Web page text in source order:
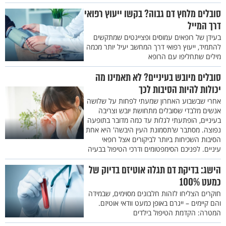
סובלים מלחץ דם גבוה? בקשו ייעוץ רפואי
דרך המייל
בעידן של רופאים עמוסים ופציינטים שמתקשים
להתמיד, ייעוץ רפואי דרך המחשב יעיל יותר מכמה
מילים שתחליפו עם הרופא
סובלים מיובש בעיניים? לא תאמינו מה
יכולות להיות הסיבות לכך
אחרי שבשבוע האחרון שמעתי לפחות על שלושה
אנשים מלבדי שסובלים מתחושת יובש וצריבה
בעיניים, הופתעתי לגלות עד כמה מדובר בתופעה
נפוצה. מסתבר ש'תסמונת העין היבשה' היא אחת
הסיבות השכיחות ביותר לביקורים אצל רופאי
עיניים. לפניכם הסימפטומים ודרכי הטיפול בבעיה
הישג: בדיקת דם תגלה אוטיזם בדיוק של
כמעט 100%
חוקרים הצליחו לזהות חלבונים מסוימים, שבמידה
והם קיימים – ייגרם באופן כמעט וודאי אוטיזם.
המטרה: הקדמת הטיפול בילדים